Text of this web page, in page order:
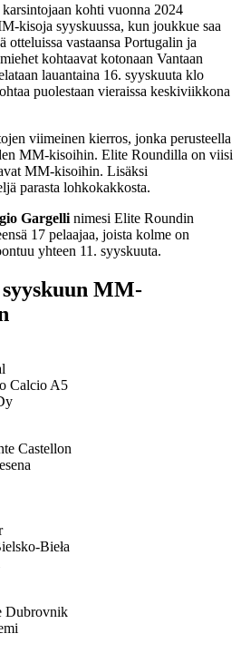
kohti vuonna 2024
kisoja syyskuussa, kun joukkue saa
otteluissa vastaansa Portugalin ja
kohtaavat kotonaan Vantaan
lauantaina 16. syyskuuta klo
puolestaan vieraissa keskiviikkona
viimeinen kierros, jonka perusteella
MM-kisoihin. Elite Roundilla on viisi
MM-kisoihin. Lisäksi
parasta lohkokakkosta.
Gargelli nimesi Elite Roundin
17 pelaajaa, joista kolme on
yhteen 11. syyskuuta.
MM-
Calcio A5
Castellon
Bieła
Dubrovnik